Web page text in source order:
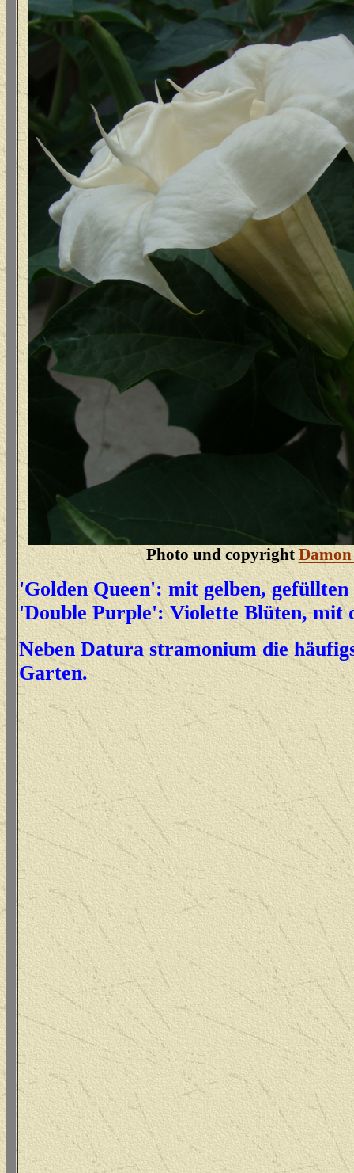
Photo und copyright
'Golden Queen': mit gelben,
'Double Purple': Violette Blüten, mit
Neben Datura stramonium die
Garten.